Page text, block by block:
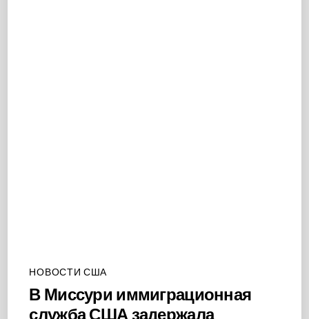
НОВОСТИ США
В Миссури иммиграционная
служба США задержала